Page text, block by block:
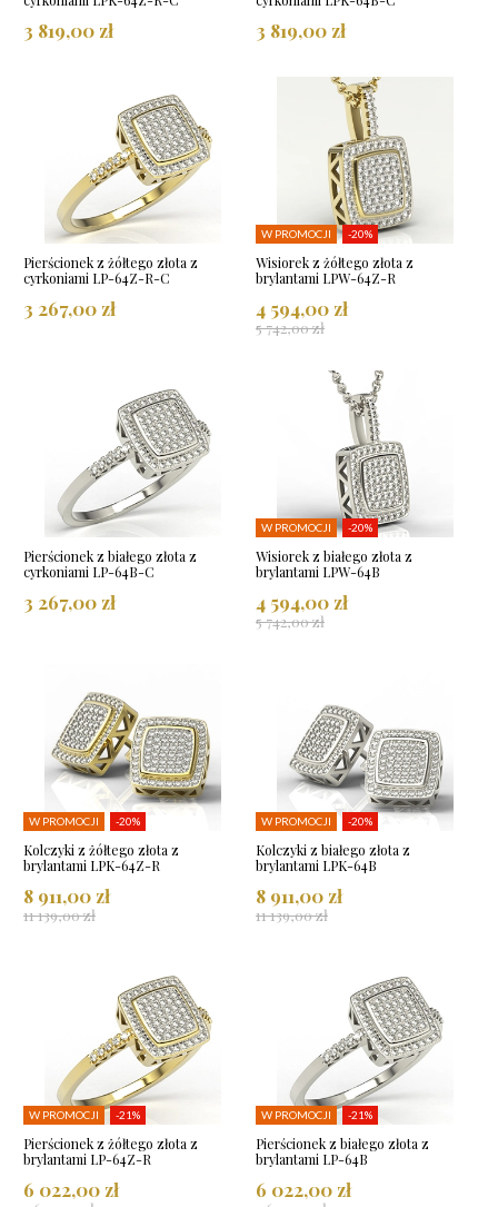
3 819,00 zł 3 819,00 zł
Pierścionek z żółtego złota z
cyrkoniami LP-64Z-R-C
3 267,00 zł
W PROMOCJI -20%
Wisiorek z żółtego złota z
brylantami LPW-64Z-R
4 594,00 zł
5 742,00 zł
Pierścionek z białego złota z
cyrkoniami LP-64B-C
3 267,00 zł
W PROMOCJI -20%
Wisiorek z białego złota z
brylantami LPW-64B
4 594,00 zł
5 742,00 zł
W PROMOCJI -20%
Kolczyki z żółtego złota z
brylantami LPK-64Z-R
8 911,00 zł
11 139,00 zł
W PROMOCJI -20%
Kolczyki z białego złota z
brylantami LPK-64B
8 911,00 zł
11 139,00 zł
W PROMOCJI -21%
Pierścionek z żółtego złota z
brylantami LP-64Z-R
6 022,00 zł
W PROMOCJI -21%
Pierścionek z białego złota z
brylantami LP-64B
6 022,00 zł